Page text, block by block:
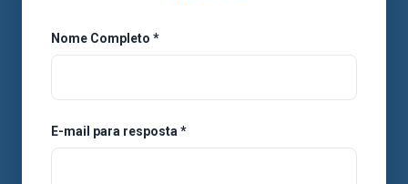
Nome Completo *
E-mail para resposta *